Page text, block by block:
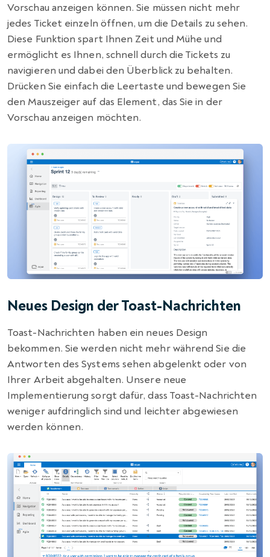
Vorschau anzeigen können. Sie müssen nicht mehr
jedes Ticket einzeln öffnen, um die Details zu sehen.
Diese Funktion spart Ihnen Zeit und Mühe und
ermöglicht es Ihnen, schnell durch die Tickets zu
navigieren und dabei den Überblick zu behalten.
Drücken Sie einfach die Leertaste und bewegen Sie
den Mauszeiger auf das Element, das Sie in der
Vorschau anzeigen möchten.
Neues Design der Toast-Nachrichten
Toast-Nachrichten haben ein neues Design
bekommen. Sie werden nicht mehr während Sie die
Antworten des Systems sehen abgelenkt oder von
Ihrer Arbeit abgehalten. Unsere neue
Implementierung sorgt dafür, dass Toast-Nachrichten
weniger aufdringlich sind und leichter abgewiesen
werden können.